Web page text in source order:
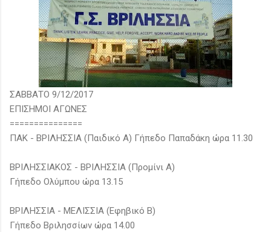
ΣΑΒΒΑΤΟ 9/12/2017
ΕΠΙΣΗΜΟΙ ΑΓΩΝΕΣ
===============
ΠΑΚ - ΒΡΙΛΗΣΣΙΑ (Παιδικό Α) Γήπεδο Παπαδάκη ώρα 11.30
ΒΡΙΛΗΣΣΙΑΚΟΣ - ΒΡΙΛΗΣΣΙΑ (Προμίνι Α)
Γήπεδο Ολύμπου ώρα 13.15
ΒΡΙΛΗΣΣΙΑ - ΜΕΛΙΣΣΙΑ (Εφηβικό Β)
Γήπεδο Βριλησσίων ώρα 14.00